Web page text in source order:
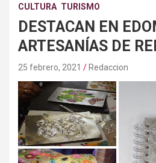
CULTURA TURISMO
DESTACAN EN
ARTESANÍAS DE
25 febrero, 2021 Redaccion